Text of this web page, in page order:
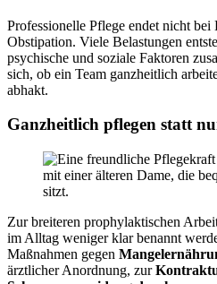
Professionelle Pflege endet nicht
Obstipation. Viele Belastungen
psychische und soziale Faktoren
sich, ob ein Team ganzheitlich
abhakt.
Ganzheitlich pflegen statt
Zur breiteren prophylaktischen
im Alltag weniger klar benannt
Maßnahmen gegen
ärztlicher Anordnung, zur